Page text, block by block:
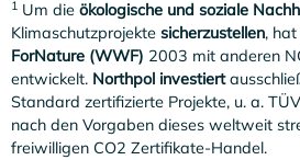
1 Um die ökologische und soziale
Klimaschutzprojekte sicherzustellen,
ForNature (WWF) 2003 mit anderen
entwickelt. Northpol investiert
Standard zertifizierte Projekte, u. a.
nach den Vorgaben dieses weltweit
freiwilligen CO2 Zertifikate-Handel.